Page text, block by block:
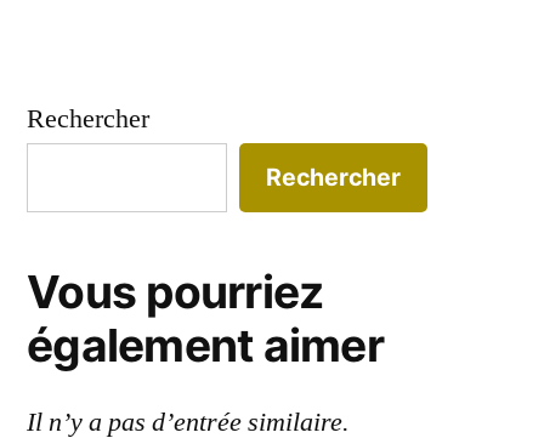
Rechercher
Rechercher
Vous pourriez
également aimer
Il n’y a pas d’entrée similaire.